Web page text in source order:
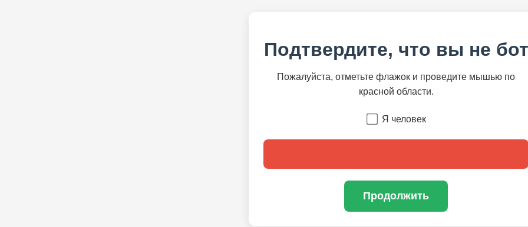
Подтвердите, что вы не бот
Пожалуйста, отметьте флажок и проведите мышью по
красной области.
Я человек
Продолжить